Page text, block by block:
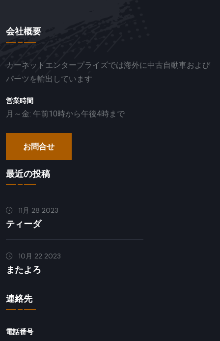
会社概要
カーネットエンタープライズでは海外に中古自動車および
パーツを輸出しています
営業時間
月～金: 午前10時から午後4時まで
お問合せ
最近の投稿
11月 28 2023
ティーダ
10月 22 2023
またよろ
連絡先
電話番号